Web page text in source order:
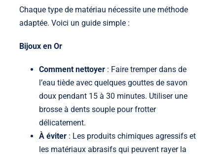
Chaque type de matériau nécessite une méthode
adaptée. Voici un guide simple :
Bijoux en Or
Comment nettoyer: Faire tremper dans de
l’eau tiède avec quelques gouttes de savon
doux pendant 15 à 30 minutes. Utiliser une
brosse à dents souple pour frotter
délicatement.
À éviter: Les produits chimiques agressifs et
les matériaux abrasifs qui peuvent rayer la